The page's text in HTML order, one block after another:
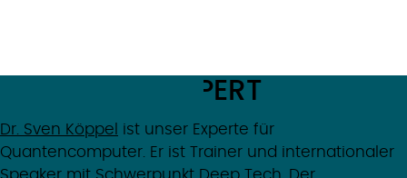
MEET THE EXPERT
Dr. Sven Köppel
ist unser Experte für
Quantencomputer. Er ist Trainer und internationaler